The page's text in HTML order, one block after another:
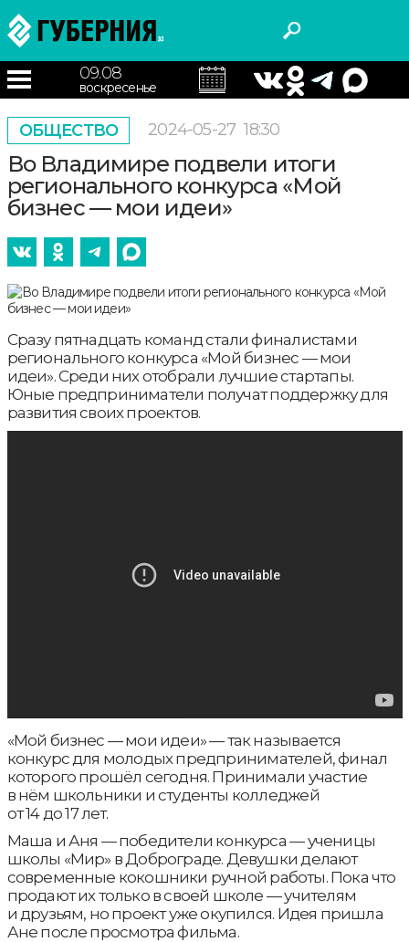
09.08
воскресенье
ОБЩЕСТВО 2024-05-27 18:30
Во Владимире подвели итоги
регионального конкурса «Мой
бизнес — мои идеи»
Сразу пятнадцать команд стали финалистами
регионального конкурса «Мой бизнес — мои
идеи». Среди них отобрали лучшие стартапы.
Юные предприниматели получат поддержку для
развития своих проектов.
«Мой бизнес — мои идеи» — так называется
конкурс для молодых предпринимателей, финал
которого прошёл сегодня. Принимали участие
в нём школьники и студенты колледжей
от 14 до 17 лет.
Маша и Аня — победители конкурса — ученицы
школы «Мир» в Доброграде. Девушки делают
современные кокошники ручной работы. Пока что
продают их только в своей школе — учителям
и друзьям, но проект уже окупился. Идея пришла
Ане после просмотра фильма.